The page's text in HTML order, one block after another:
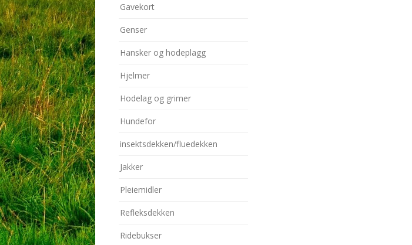
Gavekort
Genser
Hansker og hodeplagg
Hjelmer
Hodelag og grimer
Hundefor
insektsdekken/fluedekken
Jakker
Pleiemidler
Refleksdekken
Ridebukser